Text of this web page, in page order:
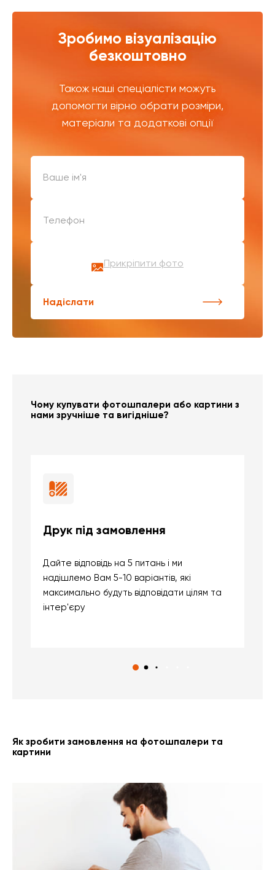
Зробимо візуалізацію
безкоштовно
Також наші спеціалісти можуть
допомогти вірно обрати розміри,
матеріали та додаткові опції
Прикріпити фото
Надіслати
Чому купувати фотошпалери або картини з
нами зручніше та вигідніше?
Друк під замовлення
Дайте відповідь на 5 питань і ми
надішлемо Вам 5-10 варіантів, які
максимально будуть відповідати цілям та
інтер'єру
Як зробити замовлення на фотошпалери та
картини